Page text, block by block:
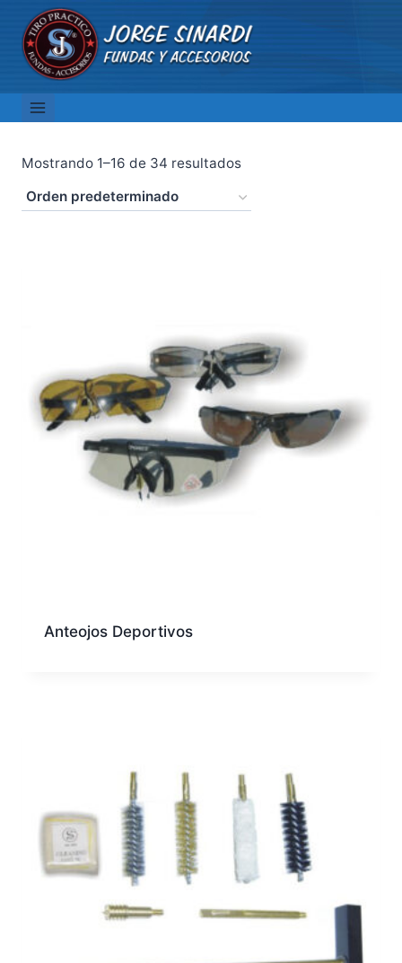
Saltar
contenido
Mostrando 1–16 de 34 resultados
Anteojos Deportivos